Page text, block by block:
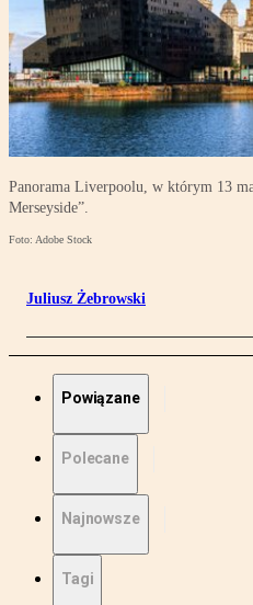
Panorama Liverpoolu, w którym 13
Merseyside”.
Foto: Adobe Stock
Juliusz Żebrowski
Powiązane
Polecane
Najnowsze
Tagi